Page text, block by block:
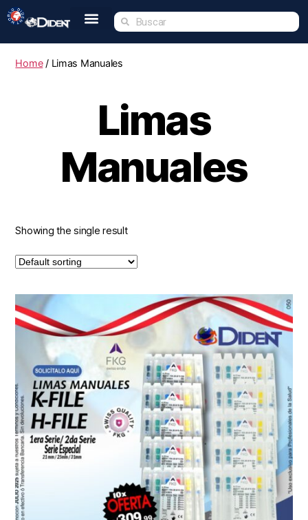
Home/ Limas Manuales
Limas
Manuales
Showing the single result